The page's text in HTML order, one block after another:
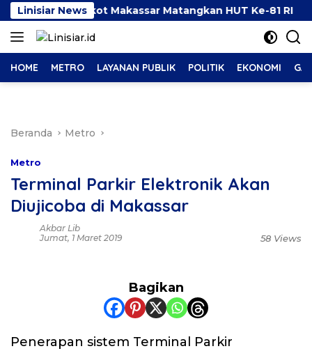
Langsung
ke
konten
Linisiar News
Pemkot Makassar Matangkan HUT Ke-81 RI
HOME METRO LAYANAN PUBLIK POLITIK EKONOMI
Beranda Metro
Metro
Terminal Parkir Elektronik Akan
Diujicoba di Makassar
Akbar Lib
Jumat, 1 Maret 2019
58 Views
Bagikan
Penerapan sistem Terminal Parkir